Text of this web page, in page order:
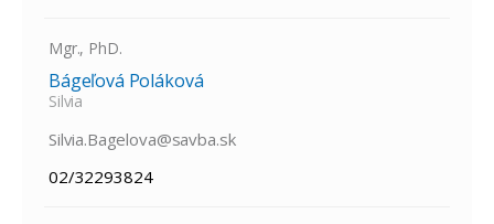
Mgr., PhD.
Bágeľová Poláková
Silvia
Silvia.Bagelova@savba.sk
02/32293824